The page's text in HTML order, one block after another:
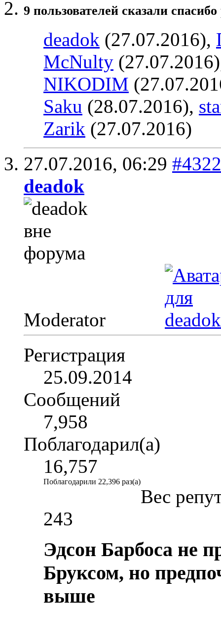
9 пользователей сказали
deadok (27.07.2016),
McNulty
NIKODIM
Saku (28.07.2016),
Zarik (27.07.2016)
27.07.2016, 06:29 #4322
deadok
Moderator
Регистрация
25.09.2014
Сообщений
7,958
Поблагодарил(а)
16,757
Поблагодарили 22,396 раз(а)
Вес
243
Эдсон Барбоса не
Бруксом, но
выше